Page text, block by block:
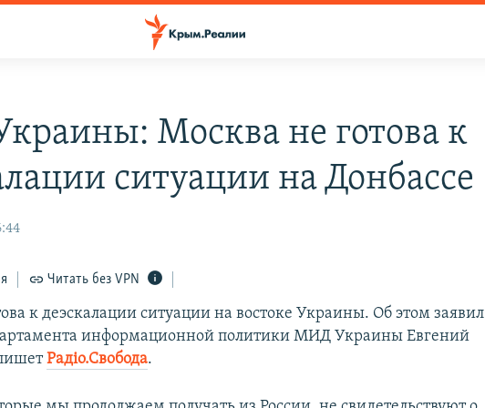
Москва не готова к
ситуации на Донбассе
Читать без VPN
к деэскалации ситуации на востоке Украины. Об этом заявил
информационной политики МИД Украины Евгений
Радіо.Свобода.